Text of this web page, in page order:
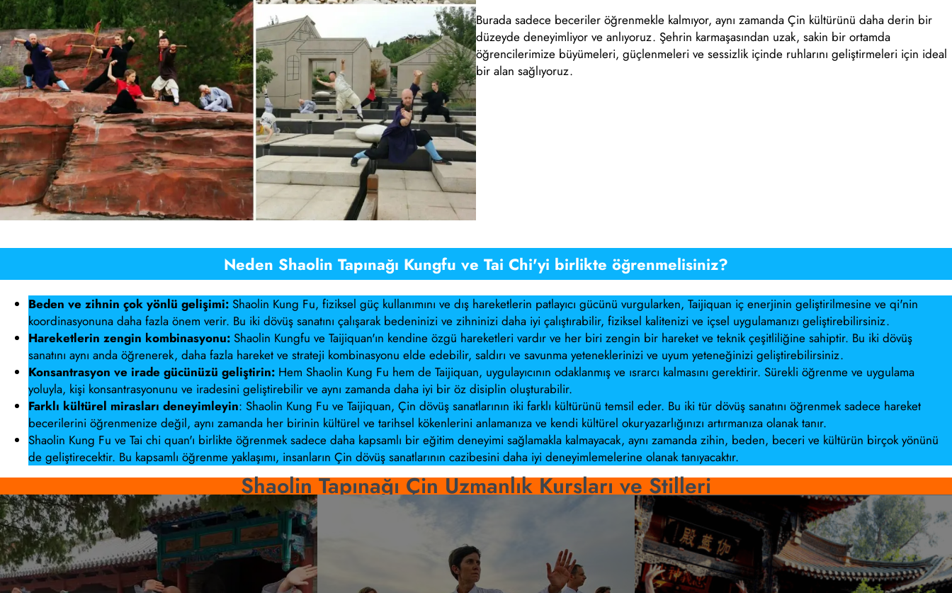
Burada sadece beceriler öğrenmekle kalmıyor, aynı zamanda Çin kültürünü daha derin bir
düzeyde deneyimliyor ve anlıyoruz. Şehrin karmaşasından uzak, sakin bir ortamda
öğrencilerimize büyümeleri, güçlenmeleri ve sessizlik içinde ruhlarını geliştirmeleri için ideal
bir alan sağlıyoruz.
Neden Shaolin Tapınağı Kungfu ve Tai Chi'yi birlikte öğrenmelisiniz?
Beden ve zihnin çok yönlü gelişimi: Shaolin Kung Fu, fiziksel güç kullanımını ve dış hareketlerin patlayıcı gücünü vurgularken, Taijiquan iç enerjinin geliştirilmesine ve qi'nin
koordinasyonuna daha fazla önem verir. Bu iki dövüş sanatını çalışarak bedeninizi ve zihninizi daha iyi çalıştırabilir, fiziksel kalitenizi ve içsel uygulamanızı geliştirebilirsiniz.
Hareketlerin zengin kombinasyonu: Shaolin Kungfu ve Taijiquan'ın kendine özgü hareketleri vardır ve her biri zengin bir hareket ve teknik çeşitliliğine sahiptir. Bu iki dövüş
sanatını aynı anda öğrenerek, daha fazla hareket ve strateji kombinasyonu elde edebilir, saldırı ve savunma yeteneklerinizi ve uyum yeteneğinizi geliştirebilirsiniz.
Konsantrasyon ve irade gücünüzü geliştirin: Hem Shaolin Kung Fu hem de Taijiquan, uygulayıcının odaklanmış ve ısrarcı kalmasını gerektirir. Sürekli öğrenme ve uygulama
yoluyla, kişi konsantrasyonunu ve iradesini geliştirebilir ve aynı zamanda daha iyi bir öz disiplin oluşturabilir.
Farklı kültürel mirasları deneyimleyin: Shaolin Kung Fu ve Taijiquan, Çin dövüş sanatlarının iki farklı kültürünü temsil eder. Bu iki tür dövüş sanatını öğrenmek sadece hareket
becerilerini öğrenmenize değil, aynı zamanda her birinin kültürel ve tarihsel kökenlerini anlamanıza ve kendi kültürel okuryazarlığınızı artırmanıza olanak tanır.
Shaolin Kung Fu ve Tai chi quan'ı birlikte öğrenmek sadece daha kapsamlı bir eğitim deneyimi sağlamakla kalmayacak, aynı zamanda zihin, beden, beceri ve kültürün birçok yönünü
de geliştirecektir. Bu kapsamlı öğrenme yaklaşımı, insanların Çin dövüş sanatlarının cazibesini daha iyi deneyimlemelerine olanak tanıyacaktır.
Shaolin Tapınağı Çin Uzmanlık Kursları ve Stilleri